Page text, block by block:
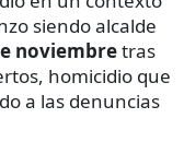
siendo alcalde
noviembretras
homicidio que
a las denuncias